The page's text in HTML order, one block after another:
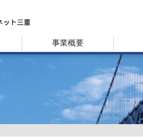
事業概要